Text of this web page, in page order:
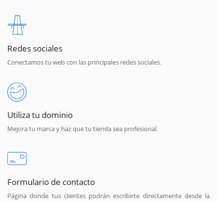
Redes sociales
Conectamos tu web con las principales redes sociales.
Utiliza tu dominio
Mejora tu marca y haz que tu tienda sea profesional.
Formulario de contacto
Página donde tus clientes podrán escribirte directamente desde la